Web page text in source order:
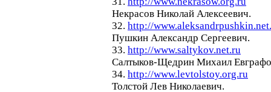
Некрасов Николай Алексеевич.
32. http://
Пушкин Александр Сергеевич.
33. http://www.saltykov.net.ru
Салтыков-Щедрин Михаил
34. http://www.levtolstoy.org.ru
Толстой Лев Николаевич.